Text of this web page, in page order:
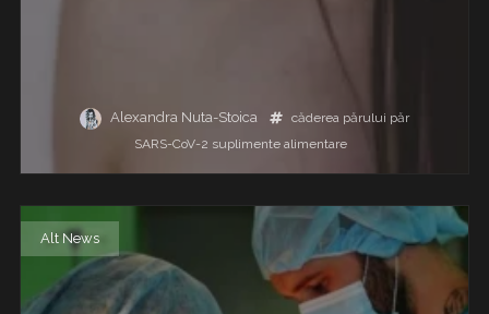
Alexandra Nuta-Stoica căderea părului păr
SARS-CoV-2 suplimente alimentare
Alt News